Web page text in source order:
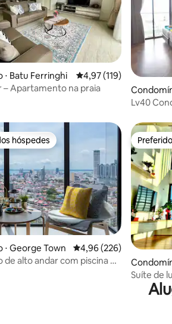
⋅ Batu Ferringhi 4,97 de uma avaliação
4,97 (119)
– Apartamento na praia
Lv40
hóspedes
hóspedes
⋅ George Town 4,96 de uma avaliação
4,96 (226)
alto andar com piscina no
Suíte de
Penang